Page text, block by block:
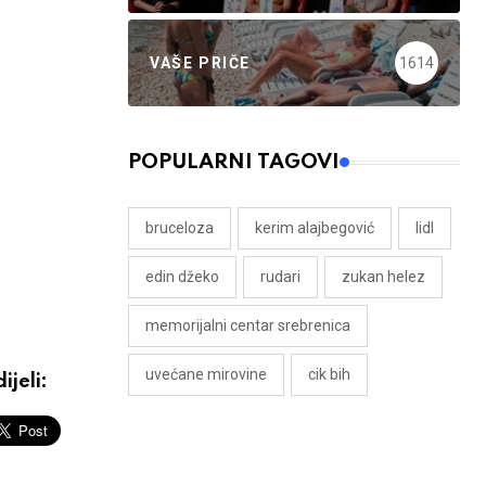
VAŠE PRIČE 1614
POPULARNI TAGOVI
bruceloza kerim alajbegović lidl
edin džeko rudari zukan helez
memorijalni centar srebrenica
uvećane mirovine cik bih